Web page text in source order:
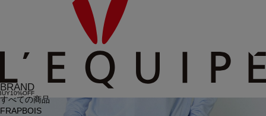
BRAND
すべての商品
FRAPBOIS